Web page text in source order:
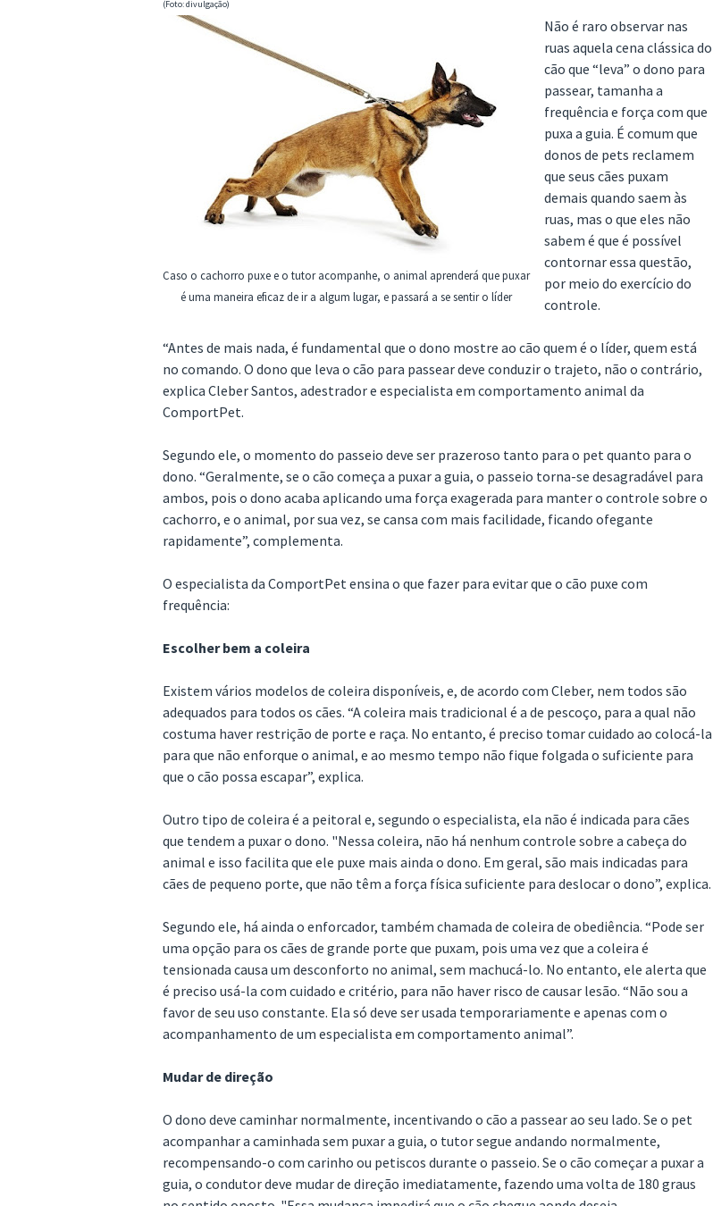
(Foto: divulgação)
Caso o cachorro puxe e o tutor acompanhe, o animal aprenderá que puxar
é uma maneira eficaz de ir a algum lugar, e passará a se sentir o líder
Não é raro observar nas
ruas aquela cena clássica do
cão que “leva” o dono para
passear, tamanha a
frequência e força com que
puxa a guia. É comum que
donos de pets reclamem
que seus cães puxam
demais quando saem às
ruas, mas o que eles não
sabem é que é possível
contornar essa questão,
por meio do exercício do
controle.
“Antes de mais nada, é fundamental que o dono mostre ao cão quem é o líder, quem está
no comando. O dono que leva o cão para passear deve conduzir o trajeto, não o contrário,
explica Cleber Santos, adestrador e especialista em comportamento animal da
ComportPet.
Segundo ele, o momento do passeio deve ser prazeroso tanto para o pet quanto para o
dono. “Geralmente, se o cão começa a puxar a guia, o passeio torna-se desagradável para
ambos, pois o dono acaba aplicando uma força exagerada para manter o controle sobre o
cachorro, e o animal, por sua vez, se cansa com mais facilidade, ficando ofegante
rapidamente”, complementa.
O especialista da ComportPet ensina o que fazer para evitar que o cão puxe com
frequência:
Escolher bem a coleira
Existem vários modelos de coleira disponíveis, e, de acordo com Cleber, nem todos são
adequados para todos os cães. “A coleira mais tradicional é a de pescoço, para a qual não
costuma haver restrição de porte e raça. No entanto, é preciso tomar cuidado ao colocá-la
para que não enforque o animal, e ao mesmo tempo não fique folgada o suficiente para
que o cão possa escapar”, explica.
Outro tipo de coleira é a peitoral e, segundo o especialista, ela não é indicada para cães
que tendem a puxar o dono. "Nessa coleira, não há nenhum controle sobre a cabeça do
animal e isso facilita que ele puxe mais ainda o dono. Em geral, são mais indicadas para
cães de pequeno porte, que não têm a força física suficiente para deslocar o dono”, explica.
Segundo ele, há ainda o enforcador, também chamada de coleira de obediência. “Pode ser
uma opção para os cães de grande porte que puxam, pois uma vez que a coleira é
tensionada causa um desconforto no animal, sem machucá-lo. No entanto, ele alerta que
é preciso usá-la com cuidado e critério, para não haver risco de causar lesão. “Não sou a
favor de seu uso constante. Ela só deve ser usada temporariamente e apenas com o
acompanhamento de um especialista em comportamento animal”.
Mudar de direção
O dono deve caminhar normalmente, incentivando o cão a passear ao seu lado. Se o pet
acompanhar a caminhada sem puxar a guia, o tutor segue andando normalmente,
recompensando-o com carinho ou petiscos durante o passeio. Se o cão começar a puxar a
guia, o condutor deve mudar de direção imediatamente, fazendo uma volta de 180 graus